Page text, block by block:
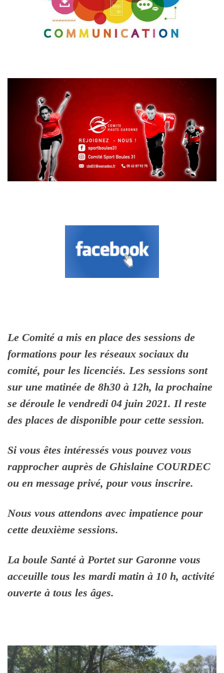
Le Comité a mis en place des sessions de
formations pour les réseaux sociaux du
comité, pour les licenciés. Les sessions sont
sur une matinée de 8h30 à 12h, la prochaine
se déroule le vendredi 04 juin 2021. Il reste
des places de disponible pour cette session.
Si vous êtes intéressés vous pouvez vous
rapprocher auprès de Ghislaine COURDEC
ou en message privé, pour vous inscrire.
Nous vous attendons avec impatience pour
cette deuxième sessions.
La boule Santé à Portet sur Garonne vous
acceuille tous les mardi matin à 10 h, activité
ouverte à tous les âges.